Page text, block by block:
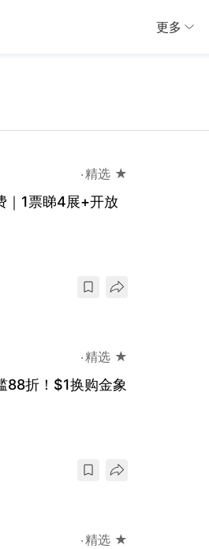
更多
精选 ★
｜1票睇4展+开放
精选 ★
88折！$1换购金象
精选 ★